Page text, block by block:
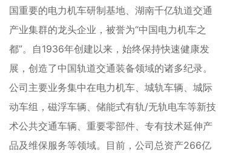
国重要的电力机车研制基地、湖南千亿轨道交通
产业集群的龙头企业，被誉为“中国电力机车之
都”。自1936年创建以来，始终保持快速健康发
展，创造了中国轨道交通装备领域的诸多纪录。
公司主要业务集中在电力机车、城轨车辆、城际
动车组，磁浮车辆、储能式有轨/无轨电车等新技
术公共交通车辆、重要零部件、专有技术延伸产
品及维保服务等领域。目前，公司总资产266亿